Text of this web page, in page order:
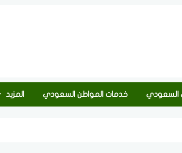
السعودي خدمات المواطن السعودي المزيد